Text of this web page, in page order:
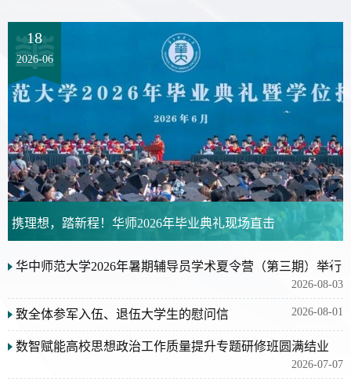
携理想，踏新程！华师2026年毕业典礼现场直击
18
2026-06
华中师范大学2026年暑期辅导员学术夏令营（第三期）举行
2026-08-03
致全体参军入伍、退伍大学生的慰问信 2026-08-01
数智赋能高校思想政治工作质量提升专题研修班圆满结业
2026-07-07